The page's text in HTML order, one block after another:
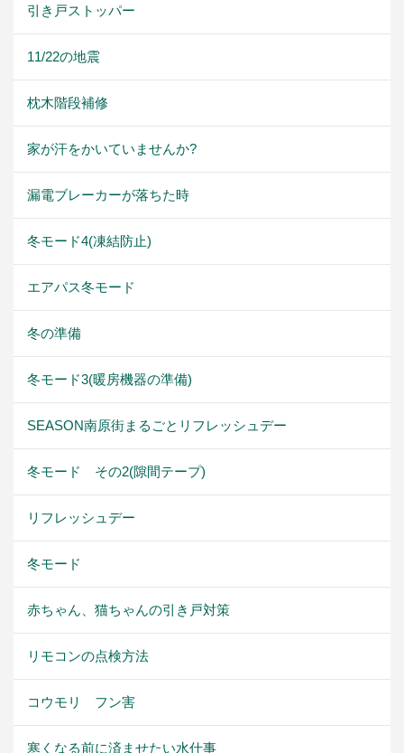
引き戸ストッパー
11/22の地震
枕木階段補修
家が汗をかいていませんか?
漏電ブレーカーが落ちた時
冬モード4(凍結防止)
エアパス冬モード
冬の準備
冬モード3(暖房機器の準備)
SEASON南原街まるごとリフレッシュデー
冬モード その2(隙間テープ)
リフレッシュデー
冬モード
赤ちゃん、猫ちゃんの引き戸対策
リモコンの点検方法
コウモリ フン害
寒くなる前に済ませたい水仕事